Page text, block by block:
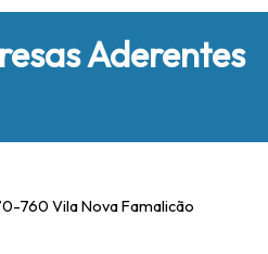
Aderentes
760 Vila Nova Famalicão